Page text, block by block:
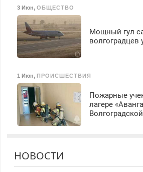
3 Июн, ОБЩЕСТВО
Мощный гул
волгоградцев
1 Июн, ПРОИСШЕСТВИЯ
Пожарные
лагере
НОВОСТИ